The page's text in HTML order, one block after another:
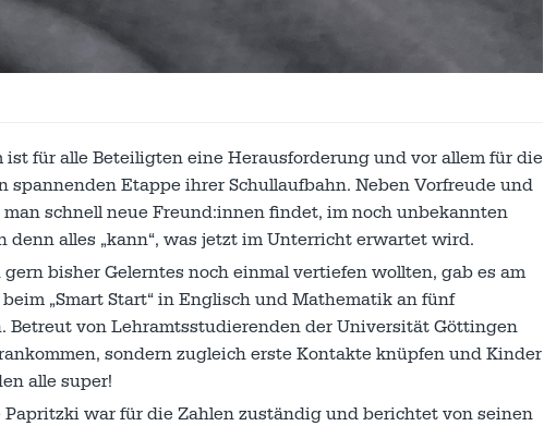
für alle Beteiligten eine Herausforderung und vor allem für die
Etappe ihrer Schullaufbahn. Neben Vorfreude und
schnell neue Freund:innen findet, im noch unbekannten
alles „kann“, was jetzt im Unterricht erwartet wird.
bisher Gelerntes noch einmal vertiefen wollten, gab es am
„Smart Start“ in Englisch und Mathematik an fünf
Betreut von Lehramtsstudierenden der Universität Göttingen
sondern zugleich erste Kontakte knüpfen und Kinder
alle super!
war für die Zahlen zuständig und berichtet von seinen